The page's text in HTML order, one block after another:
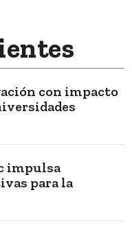
con impacto
impulsa
para la